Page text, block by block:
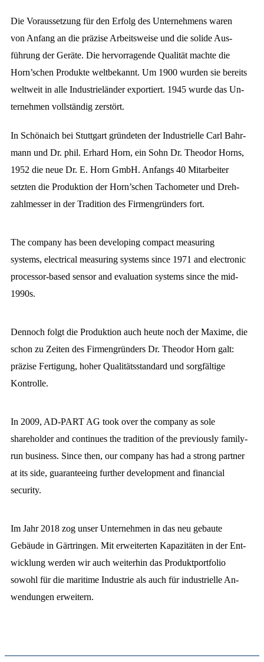
DE
Search
Die Vor­aus­setzung für den Erfolg des Unter­nehmens wa­ren
von An­fang an die prä­zise Arbeits­weise und die solide Aus­
führung der Geräte. Die hervor­ragende Qua­li­tät mach­te die
Horn’schen Pro­dukte welt­bekannt. Um 1900 wurden sie bereits
welt­weit in alle In­dus­trie­länder ex­por­tiert. 1945 wurde das Un­
ter­neh­men voll­ständig zerstört.
In Schönaich bei Stuttgart grün­de­ten der In­dus­trielle Carl Bahr­
mann und Dr. phil. Erhard Horn, ein Sohn Dr. Theo­dor Horns,
1952 die neue Dr. E. Horn GmbH. An­fangs 40 Mit­ar­bei­ter
setz­ten die Pro­duk­tion der Horn’schen Tacho­meter und Dreh­
zahl­messer in der Tra­di­tion des Firmen­gründers fort.
The company has been developing com­pact mea­­­­sur­­­­ing
systems, electrical mea­sur­ing systems since 1971 and elec­tronic
processor-based sensor and eval­u­a­tion systems since the mid-
1990s.
Dennoch folgt die Pro­duk­tion auch heute noch der Ma­xi­me, die
schon zu Zeiten des Firmen­gründers Dr. Theo­dor Horn galt:
prä­zise Fer­ti­gung, hoher Qua­li­täts­stan­dard und sorg­fältige
Kontrolle.
In 2009, AD-PART AG took over the com­pany as sole
shareholder and con­tin­ues the tradition of the previously family-
run business. Since then, our com­pany has had a strong partner
at its side, guar­an­tee­ing further de­vel­op­ment and financial
security.
Im Jahr 2018 zog unser Unter­nehmen in das neu ge­baute
Gebäude in Gärtringen. Mit er­wei­ter­ten Kapa­zi­täten in der Ent­
wicklung werden wir auch weiter­hin das Pro­dukt­port­folio
sowohl für die mari­time In­dus­­trie als auch für in­dus­trielle An­
wendungen erweitern.